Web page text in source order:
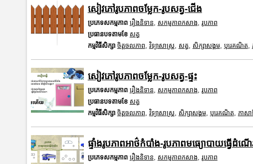
សៀវភៅរូបភាពចម្លែក-រូបសត្វ-ជើង
ប្រភេទសកម្មភាព រឿងនិទាន សកម្មភាពកសាង រូបភាព
ប្រធានបទតាមខែ សត្វ
កម្មវិធីសិក្សា ចិត្តចលភាព វិទ្យាសាស្រ្ត សត្វ សិក្សាសង្គម, បុរេគណិត
សៀវភៅរូបភាពចម្លែក-រូបសត្វ-ផ្ទះ
ប្រភេទសកម្មភាព រឿងនិទាន សកម្មភាពកសាង រូបភាព
ប្រធានបទតាមខែ សត្វ
កម្មវិធីសិក្សា ចិត្តចលភាព វិទ្យាសាស្រ្ត សិក្សាសង្គម, បុរេគណិត ភាសាខ្
ផ្ទាំងរូបភាពអាថ៌កំបាំង-រូបភាពមធ្យោបាយធ្វើដំណើ
ប្រភេទសកម្មភាព រឿងនិទាន សកម្មភាពកសាង រូបភាព